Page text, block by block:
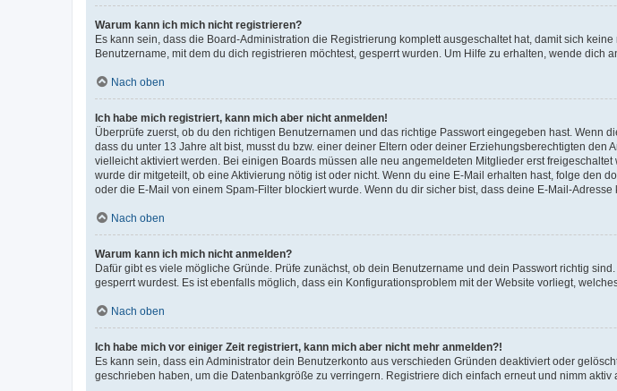
Warum kann ich mich nicht registrieren?
Es kann sein, dass die Board-Administration die Registrierung komplett ausgeschaltet hat, damit sich
Benutzername, mit dem du dich registrieren möchtest, gesperrt wurden. Um Hilfe zu erhalten, wende dich
Nach oben
Ich habe mich registriert, kann mich aber nicht anmelden!
Überprüfe zuerst, ob du den richtigen Benutzernamen und das richtige Passwort eingegeben hast. Wenn
dass du unter 13 Jahre alt bist, musst du bzw. einer deiner Eltern oder deiner Erziehungsberechtigten
vielleicht aktiviert werden. Bei einigen Boards müssen alle neu angemeldeten Mitglieder erst
wurde dir mitgeteilt, ob eine Aktivierung nötig ist oder nicht. Wenn du eine E-Mail erhalten hast, folge den
oder die E-Mail von einem Spam-Filter blockiert wurde. Wenn du dir sicher bist, dass deine E-Mail-
Nach oben
Warum kann ich mich nicht anmelden?
Dafür gibt es viele mögliche Gründe. Prüfe zunächst, ob dein Benutzername und dein Passwort richtig
gesperrt wurdest. Es ist ebenfalls möglich, dass ein Konfigurationsproblem mit der Website vorliegt,
Nach oben
Ich habe mich vor einiger Zeit registriert, kann mich aber nicht mehr anmelden?!
Es kann sein, dass ein Administrator dein Benutzerkonto aus verschieden Gründen deaktiviert oder
geschrieben haben, um die Datenbankgröße zu verringern. Registriere dich einfach erneut und nimm aktiv